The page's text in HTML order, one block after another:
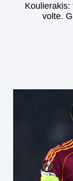
Koulierakis:
volte.